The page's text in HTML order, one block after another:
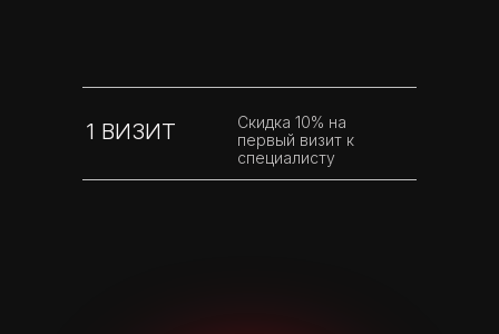
1 ВИЗИТ
Скидка 10% на
первый визит к
специалисту